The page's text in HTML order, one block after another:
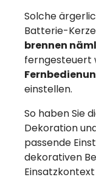
Solche
Batterie-
brennen
ferngesteuert
einstellen.
So haben Sie
Dekoration
passende
dekorativen